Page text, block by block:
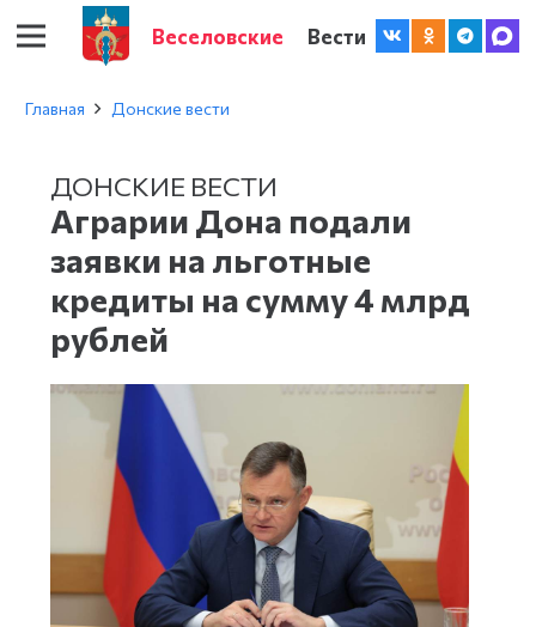
Веселовские Вести
Главная Донские вести
ДОНСКИЕ ВЕСТИ
Аграрии Дона подали
заявки на льготные
кредиты на сумму 4 млрд
рублей